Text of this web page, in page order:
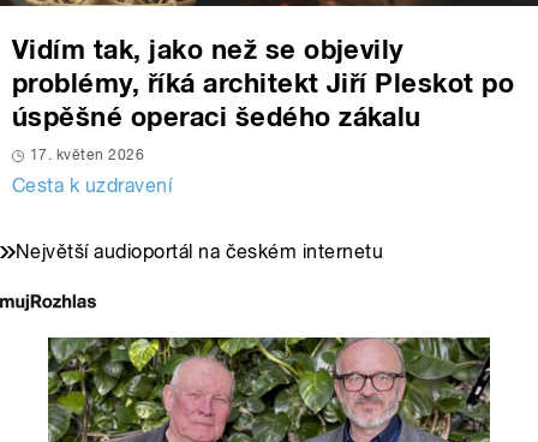
Vidím tak, jako než se objevily
problémy, říká architekt Jiří Pleskot po
úspěšné operaci šedého zákalu
17. květen 2026
Cesta k uzdravení
Největší audioportál na českém internetu